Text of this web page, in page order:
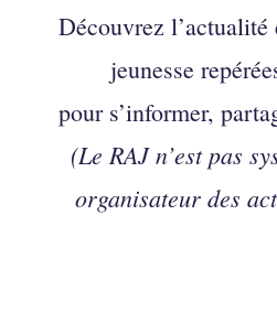
Découvrez l’actualité
jeunesse
pour s’informer,
(Le RAJ n’est pas
organisateur des